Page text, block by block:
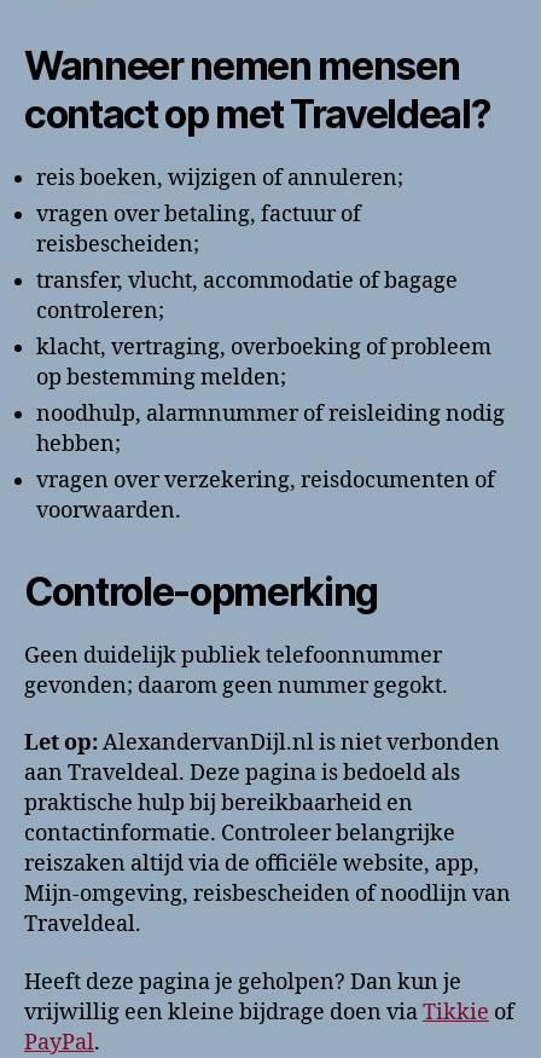
Wanneer nemen mensen
contact op met Traveldeal?
reis boeken, wijzigen of annuleren;
vragen over betaling, factuur of
reisbescheiden;
transfer, vlucht, accommodatie of bagage
controleren;
klacht, vertraging, overboeking of probleem
op bestemming melden;
noodhulp, alarmnummer of reisleiding nodig
hebben;
vragen over verzekering, reisdocumenten of
voorwaarden.
Controle-opmerking
Geen duidelijk publiek telefoonnummer
gevonden; daarom geen nummer gegokt.
Let op:AlexandervanDijl.nl is niet verbonden
aan Traveldeal. Deze pagina is bedoeld als
praktische hulp bij bereikbaarheid en
contactinformatie. Controleer belangrijke
reiszaken altijd via de officiële website, app,
Mijn-omgeving, reisbescheiden of noodlijn van
Traveldeal.
Heeft deze pagina je geholpen? Dan kun je
vrijwillig een kleine bijdrage doen viaTikkie of
PayPal.